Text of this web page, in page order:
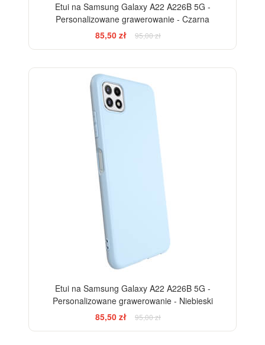
Etui na Samsung Galaxy A22 A226B 5G -
Personalizowane grawerowanie - Czarna
85,50 zł
95,00 zł
Etui na Samsung Galaxy A22 A226B 5G -
Personalizowane grawerowanie - Niebieski
85,50 zł
95,00 zł